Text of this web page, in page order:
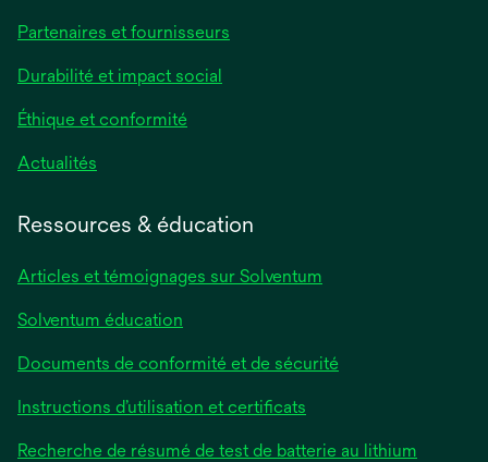
Partenaires et fournisseurs
Durabilité et impact social
Éthique et conformité
Actualités
Ressources & éducation
Articles et témoignages sur Solventum
Solventum éducation
Documents de conformité et de sécurité
Instructions d’utilisation et certificats
Recherche de résumé de test de batterie au lithium